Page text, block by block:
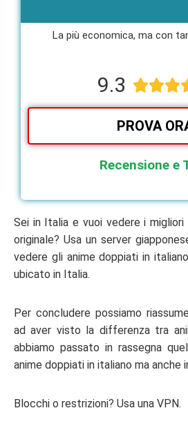
La più economica, ma con
9.3 
PROVA
Recensione e
Sei in Italia e vuoi vedere i
originale? Usa un server
vedere gli anime doppiati in italiano
ubicato in Italia.
Per concludere possiamo
ad aver visto la differenza tra
abbiamo passato in rassegna
anime doppiati in italiano ma anche
Blocchi o restrizioni? Usa una VPN.